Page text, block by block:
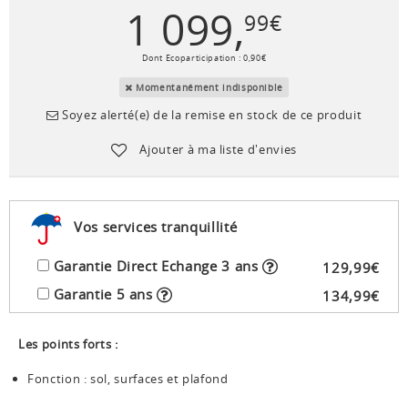
1 099,99€
Dont Ecoparticipation :0,90€
Momentanément indisponible
Soyez alerté(e) de la remise en stock de ce produit
Ajouter à ma liste d'envies
Vos services tranquillité
Garantie Direct Echange 3 ans 129,99€
Garantie 5 ans
134,99€
Les points forts :
Fonction : sol, surfaces et plafond